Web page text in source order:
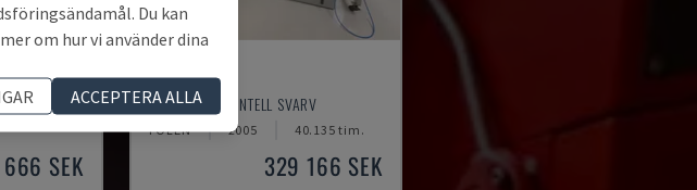
SEK
TBI-520
CMZ - HORISONTELL SVARV
POLEN 2005 40.135 tim.
329 166 SEK
Du kan
om hur vi använder dina
ACCEPTERA ALLA